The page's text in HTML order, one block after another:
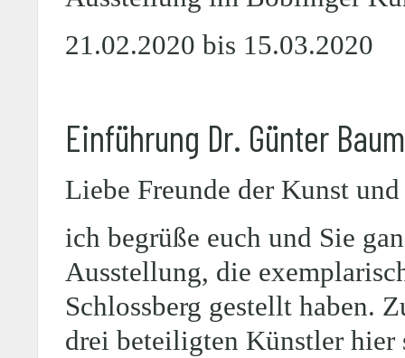
21.02.2020 bis 15.03.2020
Einführung Dr. Günter
Liebe Freunde der Kunst
ich begrüße euch und Sie
Ausstellung, die
Schlossberg gestellt haben.
drei beteiligten Künstler